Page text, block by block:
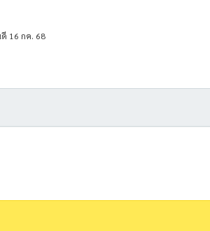
16 กค. 68